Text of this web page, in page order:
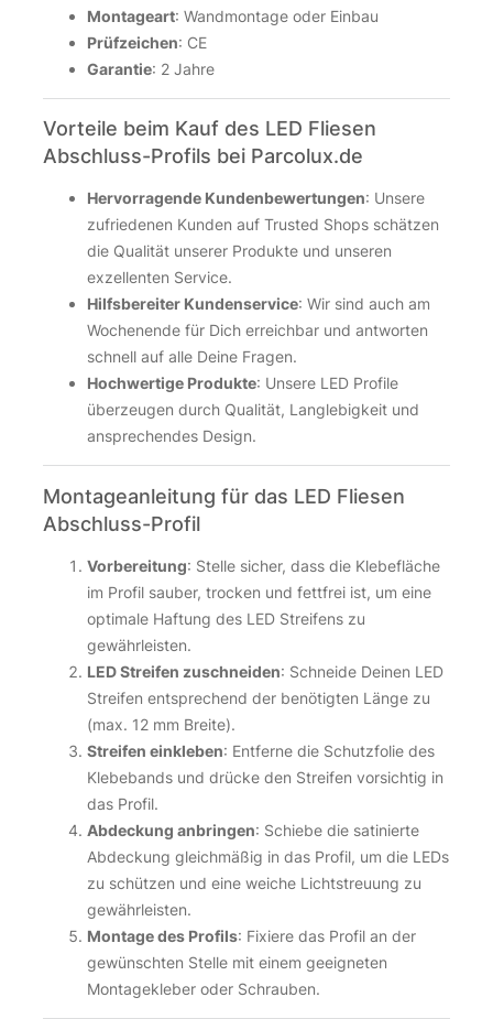
Montageart: Wandmontage oder Einbau
Prüfzeichen: CE
Garantie: 2 Jahre
Vorteile beim Kauf des LED Fliesen
Abschluss-Profils bei Parcolux.de
Hervorragende Kundenbewertungen: Unsere
zufriedenen Kunden auf Trusted Shops schätzen
die Qualität unserer Produkte und unseren
exzellenten Service.
Hilfsbereiter Kundenservice: Wir sind auch am
Wochenende für Dich erreichbar und antworten
schnell auf alle Deine Fragen.
Hochwertige Produkte: Unsere LED Profile
überzeugen durch Qualität, Langlebigkeit und
ansprechendes Design.
Montageanleitung für das LED Fliesen
Abschluss-Profil
Vorbereitung: Stelle sicher, dass die Klebefläche
im Profil sauber, trocken und fettfrei ist, um eine
optimale Haftung des LED Streifens zu
gewährleisten.
LED Streifen zuschneiden: Schneide Deinen LED
Streifen entsprechend der benötigten Länge zu
(max. 12 mm Breite).
Streifen einkleben: Entferne die Schutzfolie des
Klebebands und drücke den Streifen vorsichtig in
das Profil.
Abdeckung anbringen: Schiebe die satinierte
Abdeckung gleichmäßig in das Profil, um die LEDs
zu schützen und eine weiche Lichtstreuung zu
gewährleisten.
Montage des Profils: Fixiere das Profil an der
gewünschten Stelle mit einem geeigneten
Montagekleber oder Schrauben.